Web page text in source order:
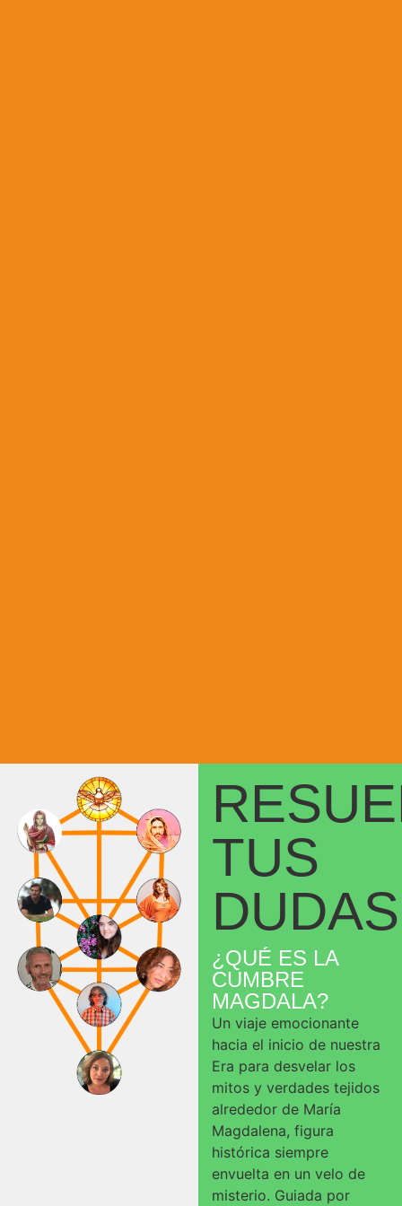
TUS
DUDAS
¿QUÉ ES LA
CUMBRE
MAGDALA?
Un viaje emocionante
hacia el inicio de nuestra
Era para desvelar los
mitos y verdades tejidos
alrededor de María
Magdalena, figura
histórica siempre
envuelta en un velo de
misterio. Guiada por